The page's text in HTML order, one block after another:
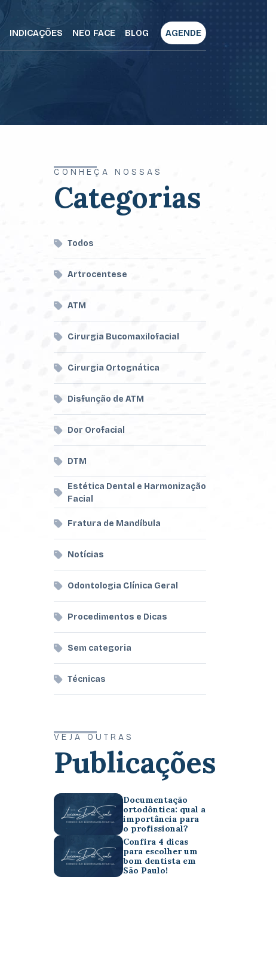
INDICAÇÕES NEO FACE BLOG AGENDE
CONHEÇA NOSSAS
Categorias
Todos
Artrocentese
ATM
Cirurgia Bucomaxilofacial
Cirurgia Ortognática
Disfunção de ATM
Dor Orofacial
DTM
Estética Dental e Harmonização
Facial
Fratura de Mandíbula
Notícias
Odontologia Clínica Geral
Procedimentos e Dicas
Sem categoria
Técnicas
VEJA OUTRAS
Publicações
Documentação
ortodôntica: qual a
importância para
o profissional?
Confira 4 dicas
para escolher um
bom dentista em
São Paulo!